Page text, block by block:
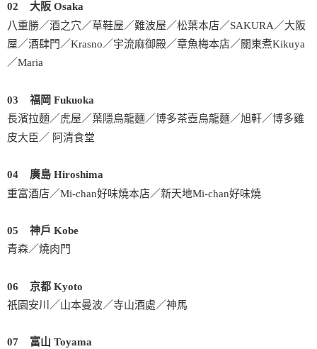
02 大阪 Osaka
八重勝／酒之穴／草鞋屋／難波屋／松葉本店／SAKURA／大阪
屋／酒肆門／Krasno／宇流麻御殿／章魚梅本店／關東煮Kikuya
／Maria
03 福岡 Fukuoka
長濱拉麵／虎屋／葉隱烏龍麵／博多茶壺烏龍麵／旭軒／博多雞
皮大臣／ 阿清食堂
04 廣島 Hiroshima
重富酒店／Mi-chan好味燒本店／新天地Mi-chan好味燒
05 神戶 Kobe
青森／燒肉門
06 京都 Kyoto
祇園安川／山本曼波／寺山酒處／神馬
07 富山 Toyama